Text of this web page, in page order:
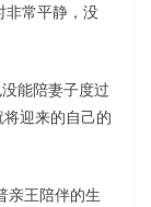
非常平静，没
能陪妻子度过
迎来的自己的
亲王陪伴的生